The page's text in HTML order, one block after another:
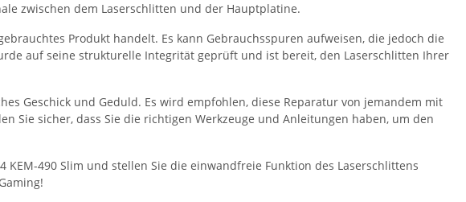
zwischen dem Laserschlitten und der Hauptplatine.
Produkt handelt. Es kann Gebrauchsspuren aufweisen, die jedoch die
auf seine strukturelle Integrität geprüft und ist bereit, den Laserschlitten Ihrer
Geschick und Geduld. Es wird empfohlen, diese Reparatur von jemandem mit
Sie sicher, dass Sie die richtigen Werkzeuge und Anleitungen haben, um den
KEM-490 Slim und stellen Sie die einwandfreie Funktion des Laserschlittens